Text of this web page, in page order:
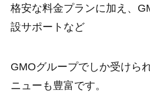
格安な料金プランに加え、
設サポートなど
GMOグループでしか受けら
ニューも豊富です。